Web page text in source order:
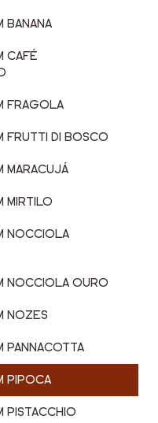
BANANA
CAFÉ
FRAGOLA
FRUTTI DI BOSCO
MARACUJÁ
MIRTILO
NOCCIOLA
NOCCIOLA OURO
NOZES
PANNACOTTA
PIPOCA
PISTACCHIO